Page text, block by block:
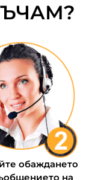
обаждането
на